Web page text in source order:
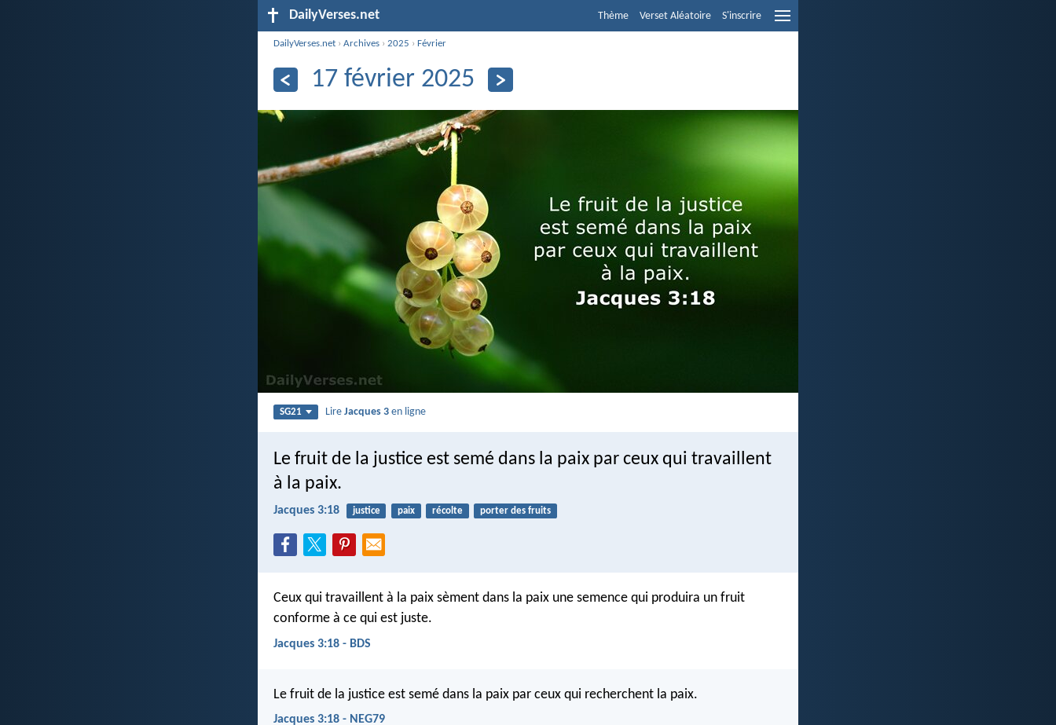
DailyVerses.net Thème Verset Aléatoire S'inscrire
DailyVerses.net ›Archives ›2025 ›Février
17 février 2025
SG21 LireJacques 3 en ligne
Le fruit de la justice est semé dans la paix par ceux qui travaillent
à la paix.
Jacques 3:18 justice paix récolte porter des fruits
Ceux qui travaillent à la paix sèment dans la paix une semence qui produira un fruit
conforme à ce qui est juste.
Jacques 3:18 - BDS
Le fruit de la justice est semé dans la paix par ceux qui recherchent la paix.
Jacques 3:18 - NEG79